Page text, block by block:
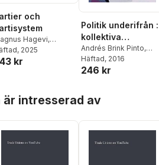
röster:
och
Hagevi,
Aylott
,
,Jonas Hinnfors,
,Lars Nord
, 2025
kr
Politik underifrån :
kollektiva
konfrontationer
under Sveriges
1900-tal
Andrés Brink Pinto,
Fredrik Egefur
Ericsson
Lundberg
Olofsson,Johan Pries,
Eva Schmitz,Katrin
Karin Zackari
Häftad, 2016
246 kr
är intresserad av